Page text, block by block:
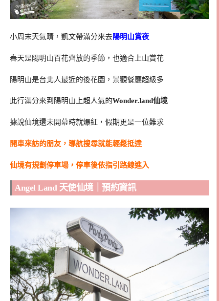
小周末天氣晴，凱文帶滿分來去陽明山賞夜
春天是陽明山百花齊放的季節，也適合上山賞花
陽明山是台北人最近的後花園，景觀餐廳超級多
此行滿分來到陽明山上超人氣的Wonder.land仙境
據說仙境還未開幕時就爆紅，假期更是一位難求
開車來訪的朋友，導航搜尋就能輕鬆抵達
仙境有規劃停車場，停車後依指引路線進入
Angel Land 天使仙境｜預約資訊